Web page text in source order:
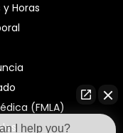
Horas
(FMLA)
I help you?